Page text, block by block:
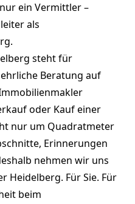
ein Vermittler –
als
steht für
Beratung auf
oder Kauf einer
nur um Quadratmeter
Erinnerungen
nehmen wir uns
Heidelberg. Für Sie. Für
beim